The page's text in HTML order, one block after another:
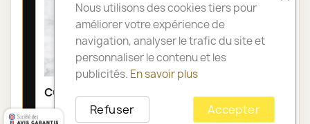
COUSSIN DE FLEURS DEUIL PARIS - GAÏA
100,00 €
Nous utilisons des cookies tiers pour
améliorer votre expérience de
navigation, analyser le trafic du site et
personnaliser le contenu et les
publicités. En savoir plus
Accepter
Refuser